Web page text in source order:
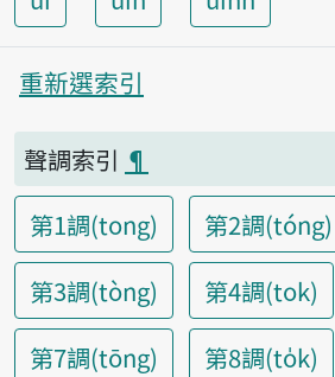
重新選索引
聲調索引 ¶
第1調(tong)
第2調(tóng)
第3調(tòng)
第4調(tok)
第7調(tōng)
第8調(to̍k)